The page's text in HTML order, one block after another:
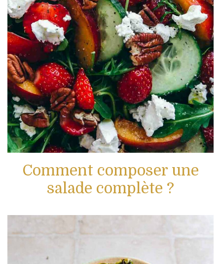
Comment composer une
salade complète ?